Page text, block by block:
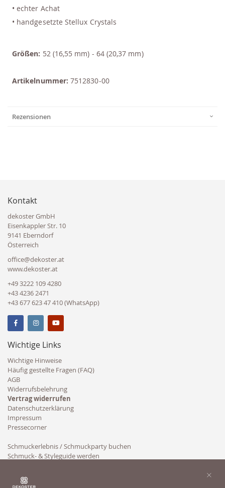
• echter Achat
• handgesetzte Stellux Crystals
Größen: 52 (16,55 mm) - 64 (20,37 mm)
Artikelnummer:7512830-00
Rezensionen
Kontakt
dekoster GmbH
Eisenkappler Str. 10
9141 Eberndorf
Österreich
office@dekoster.at
www.dekoster.at
+49 3222 109 4280
+43 4236 2471
+43 677 623 47 410 (WhatsApp)
Wichtige Links
Wichtige Hinweise
Häufig gestellte Fragen (FAQ)
AGB
Widerrufsbelehrung
Vertrag widerrufen
Datenschutzerklärung
Impressum
Pressecorner
Schmuckerlebnis / Schmuckparty buchen
Schmuck- & Styleguide werden
×